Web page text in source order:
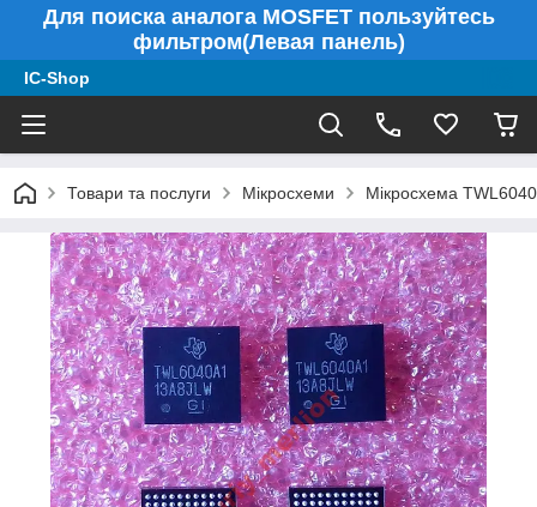
Для поиска аналога MOSFET пользуйтесь
фильтром(Левая панель)
IC-Shop
Товари та послуги Мікросхеми Мікросхема